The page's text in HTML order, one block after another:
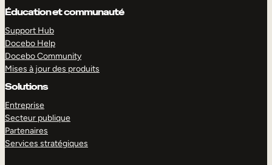
Éducation et communauté
Support Hub
Docebo Help
Docebo Community
Mises à jour des produits
Solutions
Entreprise
Secteur publique
Partenaires
Services stratégiques